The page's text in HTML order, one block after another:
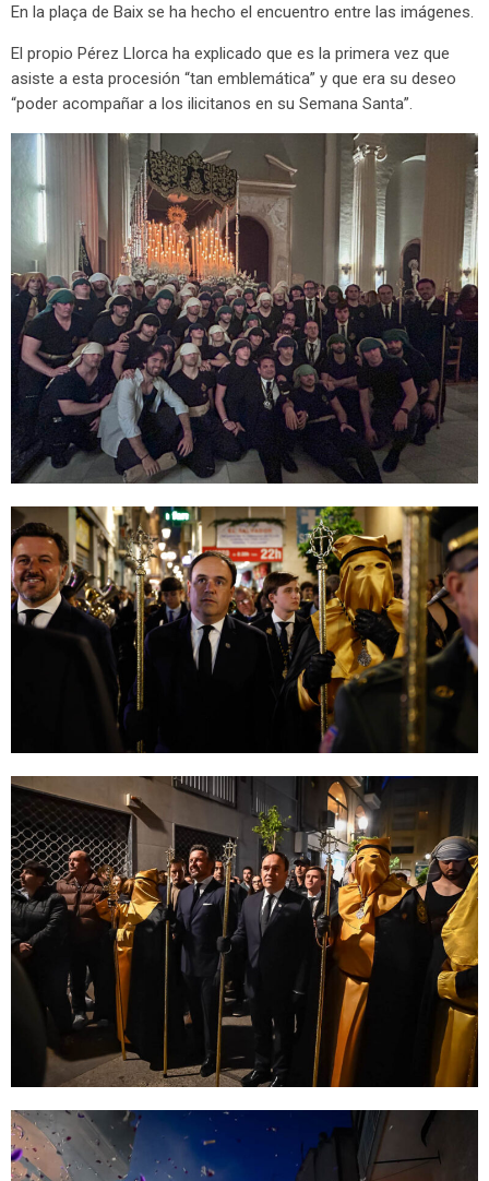
En la plaça de Baix se ha hecho el encuentro entre las imágenes.
El propio Pérez Llorca ha explicado que es la primera vez que
asiste a esta procesión “tan emblemática” y que era su deseo
“poder acompañar a los ilicitanos en su Semana Santa”.